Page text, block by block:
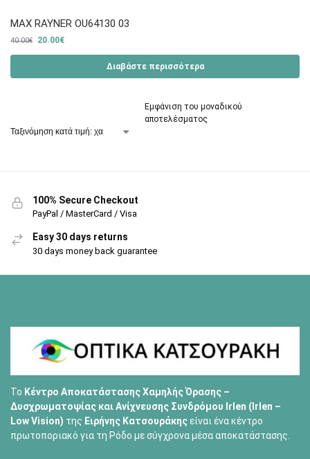
ΜΑΧ RAYNER OU64130 03
40.00€ 20.00€
Διαβάστε περισσότερα
Εμφάνιση του μοναδικού
αποτελέσματος
100% Secure Checkout
PayPal / MasterCard / Visa
Easy 30 days returns
30 days money back guarantee
Το Κέντρο Αποκατάστασης Χαμηλής Όρασης –
Δυσχρωματοψίας και Ανίχνευσης Συνδρόμου Irlen (Irlen –
Low Vision) της Ειρήνης Κατσουράκηςείναι ένα κέντρο
πρωτοποριακό για τη Ρόδο με σύγχρονα μέσα αποκατάστασης.